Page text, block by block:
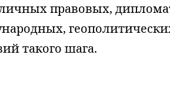
правовых,
такого шага.